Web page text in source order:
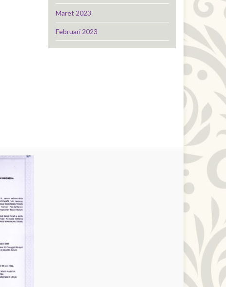
Maret 2023
Februari 2023